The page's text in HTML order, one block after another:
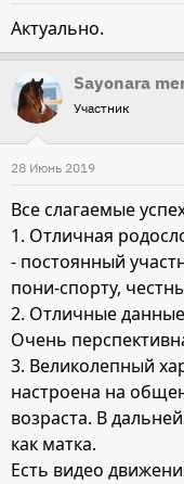
Актуально.
Sayonara
Участник
28 Июнь 2019
Все слагаемые
1. Отличная
- постоянный
пони-спорту,
2. Отличные
Очень
3. Великолепный
настроена на
возраста. В
как матка.
Есть видео